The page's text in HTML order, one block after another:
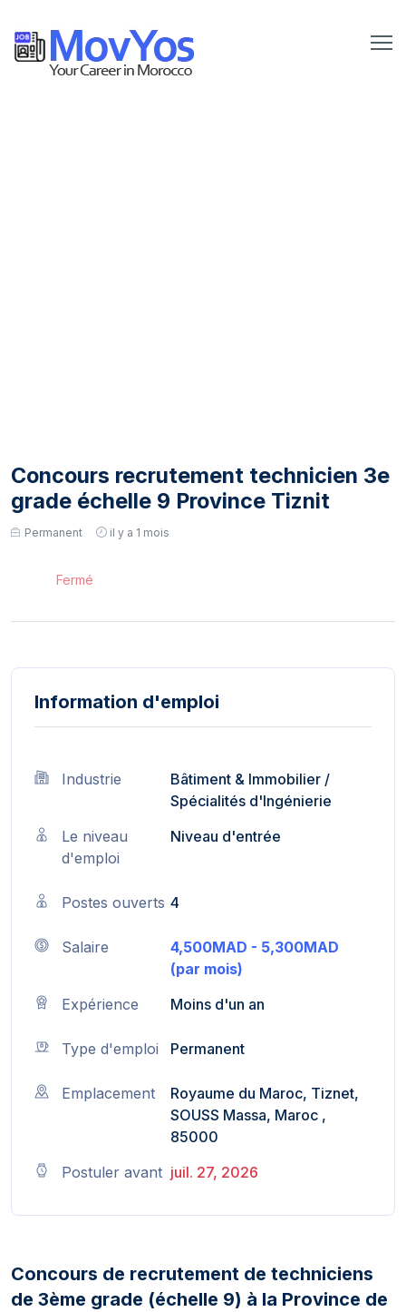
Concours recrutement technicien 3e
grade échelle 9 Province Tiznit
Permanent il y a 1 mois
Fermé
Information d'emploi
Industrie Bâtiment & Immobilier /
Spécialités d'Ingénierie
Le niveau
d'emploi
Niveau d'entrée
Postes ouverts 4
Salaire
4,500MAD - 5,300MAD
(par mois)
Expérience
Moins d'un an
Type d'emploi Permanent
Emplacement
Royaume du Maroc, Tiznet,
SOUSS Massa, Maroc ,
85000
Postuler avant juil. 27, 2026
Concours de recrutement de techniciens
de 3ème grade (échelle 9) à la Province de